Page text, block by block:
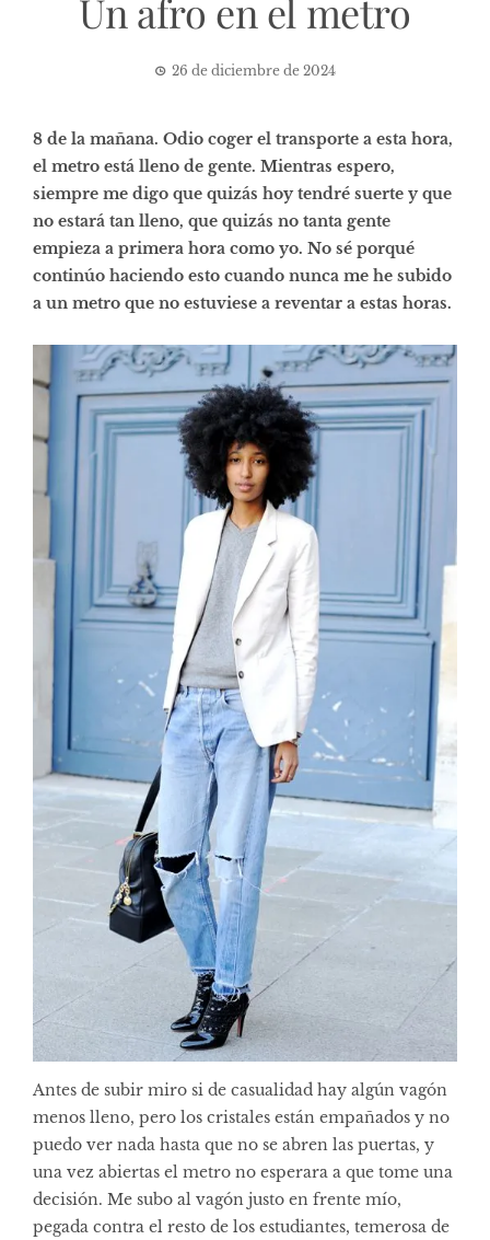
Un afro en el metro
26 de diciembre de 2024
8 de la mañana. Odio coger el transporte a esta hora,
el metro está lleno de gente. Mientras espero,
siempre me digo que quizás hoy tendré suerte y que
no estará tan lleno, que quizás no tanta gente
empieza a primera hora como yo. No sé porqué
continúo haciendo esto cuando nunca me he subido
a un metro que no estuviese a reventar a estas horas.
Antes de subir miro si de casualidad hay algún vagón
menos lleno, pero los cristales están empañados y no
puedo ver nada hasta que no se abren las puertas, y
una vez abiertas el metro no esperara a que tome una
decisión. Me subo al vagón justo en frente mío,
pegada contra el resto de los estudiantes, temerosa de